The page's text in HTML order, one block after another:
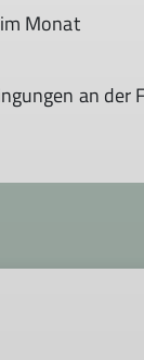
Monat
an der